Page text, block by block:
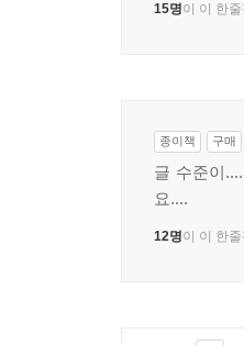
15명이 이 한
종이책 구매
글 수준이
요....
12명이 이 한